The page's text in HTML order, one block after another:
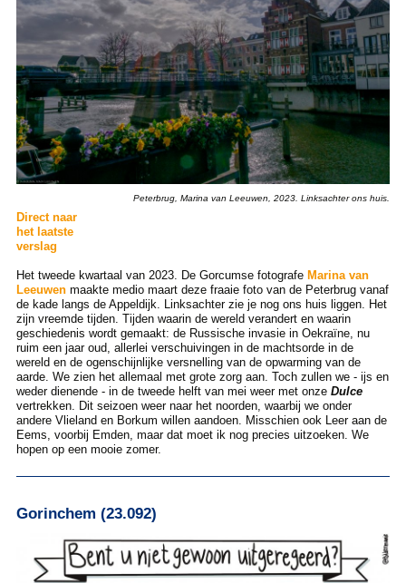
Peterbrug, Marina van Leeuwen, 2023. Linksachter ons huis.
Direct naar
het laatste
verslag
Het tweede kwartaal van 2023. De Gorcumse fotografe Marina van
Leeuwenmaakte medio maart deze fraaie foto van de Peterbrug vanaf
de kade langs de Appeldijk. Linksachter zie je nog ons huis liggen. Het
zijn vreemde tijden. Tijden waarin de wereld verandert en waarin
geschiedenis wordt gemaakt: de Russische invasie in Oekraïne, nu
ruim een jaar oud, allerlei verschuivingen in de machtsorde in de
wereld en de ogenschijnlijke versnelling van de opwarming van de
aarde. We zien het allemaal met grote zorg aan. Toch zullen we - ijs en
weder dienende - in de tweede helft van mei weer met onze Dulce
vertrekken. Dit seizoen weer naar het noorden, waarbij we onder
andere Vlieland en Borkum willen aandoen. Misschien ook Leer aan de
Eems, voorbij Emden, maar dat moet ik nog precies uitzoeken. We
hopen op een mooie zomer.
Gorinchem (23.092)